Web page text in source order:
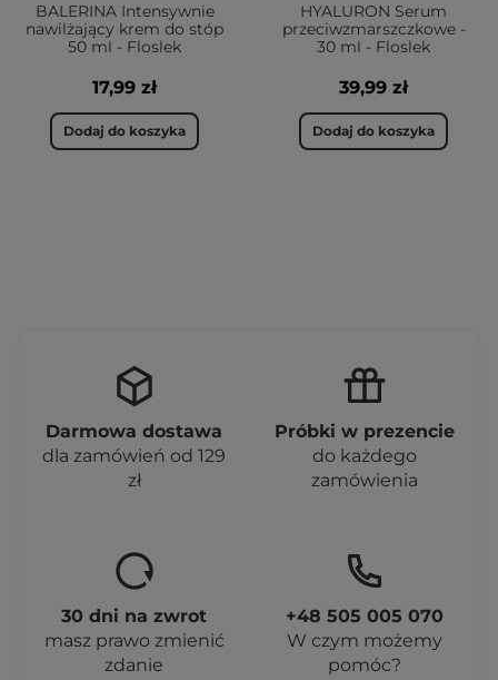
BALERINA Intensywnie
nawilżający krem do stóp
50 ml - Floslek
17,99 zł
Dodaj do koszyka
HYALURON Serum
przeciwzmarszczkowe -
30 ml - Floslek
39,99 zł
Dodaj do koszyka
Darmowa dostawa
dla zamówień od 129
zł
Próbki w prezencie
do każdego
zamówienia
30 dni na zwrot
masz prawo zmienić
zdanie
+48 505 005 070
W czym możemy
pomóc?